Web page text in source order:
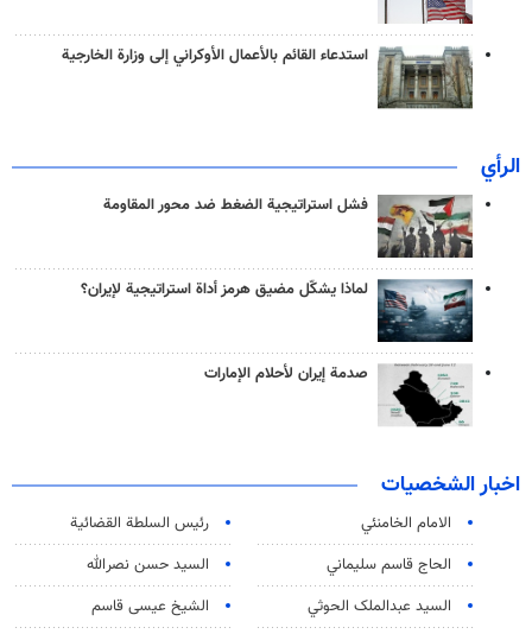
استدعاء القائم بالأعمال الأوكراني إلى وزارة الخارجية
الرأي
فشل استراتيجية الضغط ضد محور المقاومة
لماذا يشكّل مضيق هرمز أداة استراتيجية لإيران؟
صدمة إيران لأحلام الإمارات
اخبار الشخصيات
الامام الخامنئي
رئیس السلطة القضائیة
الحاج قاسم سليماني
السيد حسن نصرالله
السید عبدالملک الحوثي
الشيخ عيسى قاسم